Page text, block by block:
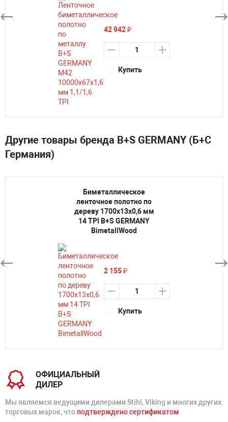
42 942₽
Купить
Другие товары бренда B+S GERMANY (Б+С
Германия)
Биметаллическое
ленточное полотно по
дереву 1700х13х0,6 мм
14 TPI B+S GERMANY
BimetallWood
2 155₽
Купить
ОФИЦИАЛЬНЫЙ
ДИЛЕР
Мы являемся ведущими дилерами Stihl, Viking и многих других
торговых марок, что подтверждено сертификатом